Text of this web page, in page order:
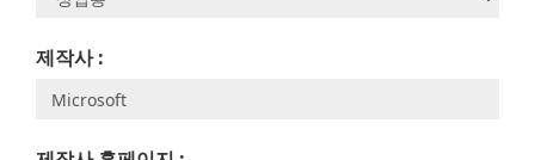
제작사 :